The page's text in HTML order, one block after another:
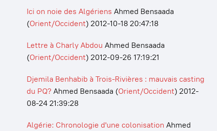
Ici on noie des Algériens Ahmed Bensaada
(Orient/Occident) 2012-10-18 20:47:18
Lettre à Charly Abdou Ahmed Bensaada
(Orient/Occident) 2012-09-26 17:19:21
Djemila Benhabib à Trois-Rivières : mauvais casting
du PQ?Ahmed Bensaada (Orient/Occident) 2012-
08-24 21:39:28
Algérie: Chronologie d'une colonisation Ahmed